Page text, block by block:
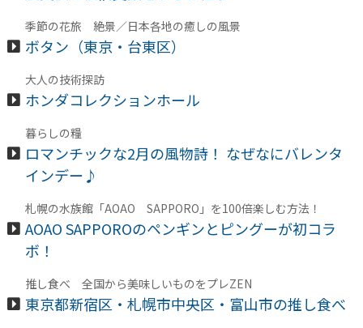
季節の花旅 絶景／日本各地の癒しの風景
ボタン（東京・台東区）
大人の技術探訪
ホンダコレクションホール
暮らしの糧
ロマンチックな2月の風物詩！ なぜなにバレンタ
インデー♪
札幌の水族館「AOAO SAPPORO」を100倍楽しむ方法！
AOAO SAPPOROのペンギンとピングーが初コラ
ボ！
推し食べ 全国から美味しいものをプレZEN
東京都新宿区・札幌市中央区・富山市の推し食べ